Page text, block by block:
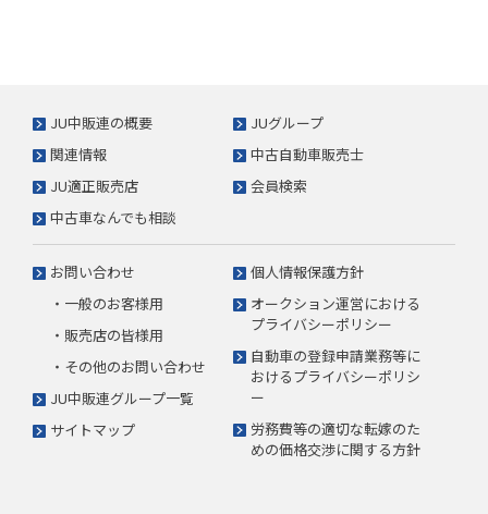
JU中販連の概要
JUグループ
関連情報
中古自動車販売士
JU適正販売店
会員検索
中古車なんでも相談
お問い合わせ
・一般のお客様用
・販売店の皆様用
・その他のお問い合わせ
JU中販連グループ一覧
サイトマップ
個人情報保護方針
オークション運営における
プライバシーポリシー
自動車の登録申請業務等に
おけるプライバシーポリシ
ー
労務費等の適切な転嫁のた
めの価格交渉に関する方針